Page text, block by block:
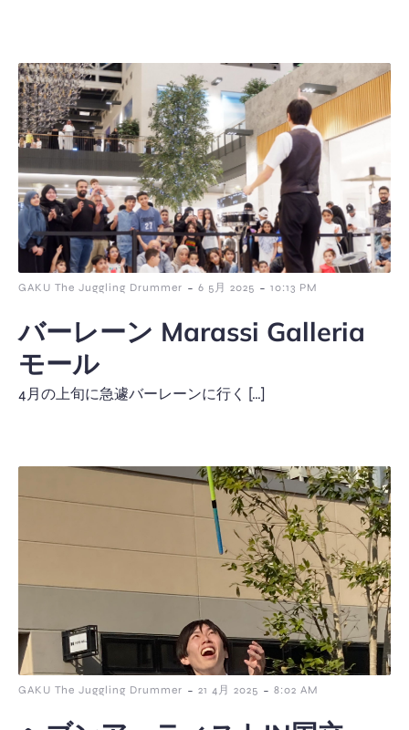
GAKU The Juggling Drummer - 6 5月 2025 - 10:13 PM
バーレーン Marassi Galleria
モール
4月の上旬に急遽バーレーンに行く […]
GAKU The Juggling Drummer - 21 4月 2025 - 8:02 AM